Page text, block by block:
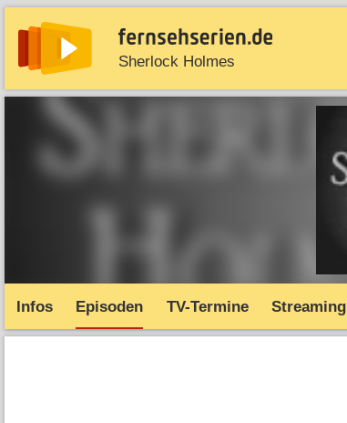
Sherlock Holmes
News Entdecken Streaming
Infos Episoden TV-Termine Streaming